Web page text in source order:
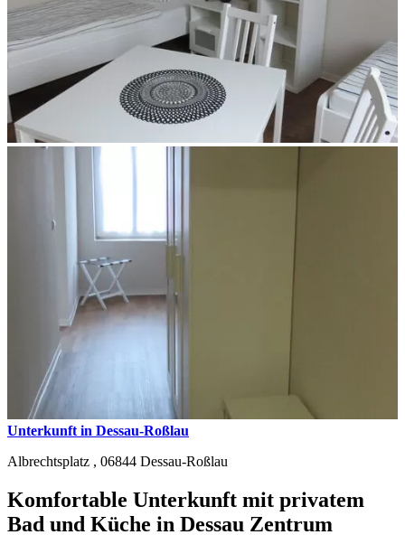
Unterkunft in Dessau-Roßlau
Albrechtsplatz , 06844 Dessau-Roßlau
Komfortable Unterkunft mit privatem
Bad und Küche in Dessau Zentrum